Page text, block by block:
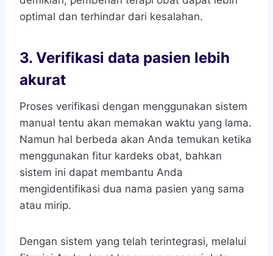
optimal dan terhindar dari kesalahan.
3. Verifikasi data pasien lebih
akurat
Proses verifikasi dengan menggunakan sistem
manual tentu akan memakan waktu yang lama.
Namun hal berbeda akan Anda temukan ketika
menggunakan fitur kardeks obat, bahkan
sistem ini dapat membantu Anda
mengidentifikasi dua nama pasien yang sama
atau mirip.
Dengan sistem yang telah terintegrasi, melalui